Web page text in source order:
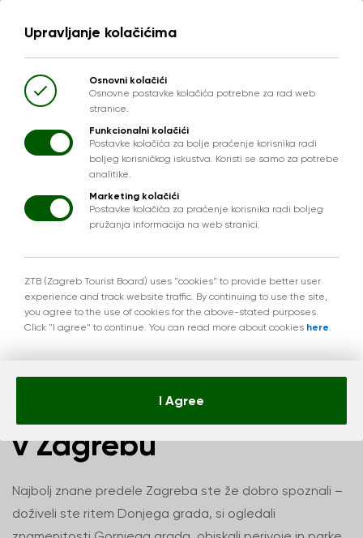
Dan za pustolovščino
v Zagrebu
Najbolj znane predele Zagreba ste že dobro spoznali –
doživeli ste ritem Donjega grada, si ogledali
Upravljanje kolačićima
Osnovni kolačići
Osnovne postavke kolačića potrebne za rad web
stranice.
Funkcionalni kolačići
Postavke kolačića za bolje praćenje korisnika radi
boljeg korisničkog iskustva. Koristi se samo za potrebe
analitike.
Marketing kolačići
Postavke kolačića za praćenje korisnika radi boljeg
pružanja informacija na web stranici.
ZTB (Zagreb Tourist Board) uses "cookies" to provide better user
experience and track website traffic. By continuing to use the site,
you agree to the use of cookies for the above-stated purposes.
Click "I agree" to continue. You can read more about cookies here.
I Agree